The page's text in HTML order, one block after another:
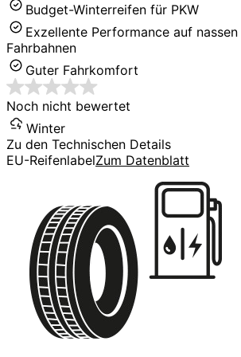
Budget-Winterreifen für PKW
Exzellente Performance auf
Fahrbahnen
Guter Fahrkomfort
Noch nicht bewertet
Winter
Zu den Technischen Details
EU-ReifenlabelZum Datenblatt